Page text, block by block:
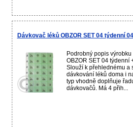
Dávkovač léků OBZOR SET 04 týdenní
Podrobný popis
OBZOR SET 04 týdenní
Slouží k přehlednému a
dávkování léků doma i
typ vhodně doplňuje
dávkovačů. Má 4 přih...